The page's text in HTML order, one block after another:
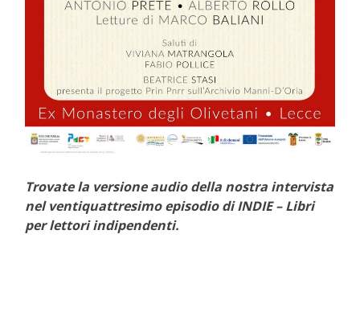
Trovate la versione audio della nostra intervista
nel ventiquattresimo episodio di INDIE – Libri
per lettori indipendenti.